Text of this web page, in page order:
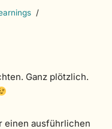
Ganz plötzlich.
einen ausführlichen